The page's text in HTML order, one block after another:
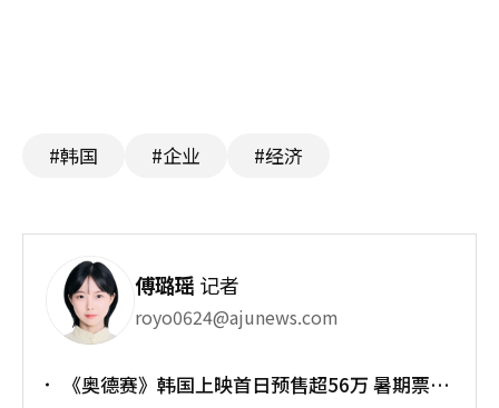
#韩国 #企业 #经济
傅璐瑶 记者
royo0624@ajunews.com
《奥德赛》韩国上映首日预售超56万 暑期票房